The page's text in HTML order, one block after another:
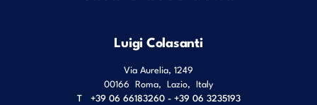
Luigi Colasanti
Via Aurelia, 1249
00166 Roma, Lazio, Italy
T
+39 06 66183260 - +39 06 3235193